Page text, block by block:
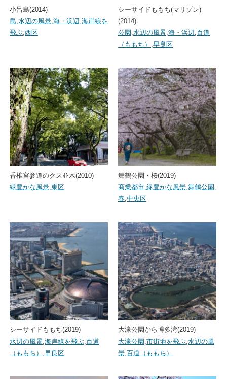
小呂島(2014)
島,水辺の風景,海・浜辺,海岸線を
飛ぶ,西区
シーサイドももち(マリゾン)
(2014)
公園 ,水辺の風景,海・浜辺,百道
（ももち） ,早良区
香椎宮参道のクス並木(2010)
緑豊かな風景,東区
舞鶴公園・桜(2019)
商業都市,緑豊かな風景,舞鶴公園 ,
春,中央区
シーサイドももち(2019)
水辺の風景,海岸線を飛ぶ,百道
（ももち） ,早良区
大濠公園から博多湾(2019)
大濠公園 ,市街地を飛ぶ,水辺の風
景,百道（ももち）